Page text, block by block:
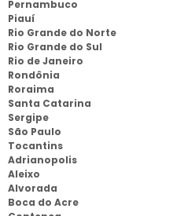
Pernambuco
Piauí
Rio Grande do Norte
Rio Grande do Sul
Rio de Janeiro
Rondônia
Roraima
Santa Catarina
Sergipe
São Paulo
Tocantins
Adrianopolis
Aleixo
Alvorada
Boca do Acre